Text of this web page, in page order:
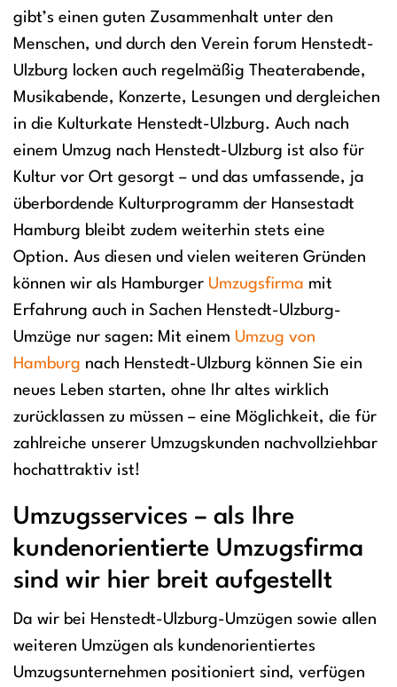
gibt’s einen guten Zusammenhalt unter den
Menschen, und durch den Verein forum Henstedt-
Ulzburg locken auch regelmäßig Theaterabende,
Musikabende, Konzerte, Lesungen und dergleichen
in die Kulturkate Henstedt-Ulzburg. Auch nach
einem Umzug nach Henstedt-Ulzburg ist also für
Kultur vor Ort gesorgt – und das umfassende, ja
überbordende Kulturprogramm der Hansestadt
Hamburg bleibt zudem weiterhin stets eine
Option. Aus diesen und vielen weiteren Gründen
können wir als Hamburger Umzugsfirma mit
Erfahrung auch in Sachen Henstedt-Ulzburg-
Umzüge nur sagen: Mit einem Umzug von
Hamburg nach Henstedt-Ulzburg können Sie ein
neues Leben starten, ohne Ihr altes wirklich
zurücklassen zu müssen – eine Möglichkeit, die für
zahlreiche unserer Umzugskunden nachvollziehbar
hochattraktiv ist!
Umzugsservices – als Ihre
kundenorientierte Umzugsfirma
sind wir hier breit aufgestellt
Da wir bei Henstedt-Ulzburg-Umzügen sowie allen
weiteren Umzügen als kundenorientiertes
Umzugsunternehmen positioniert sind, verfügen